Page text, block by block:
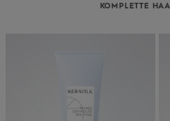
KOMPLETTE